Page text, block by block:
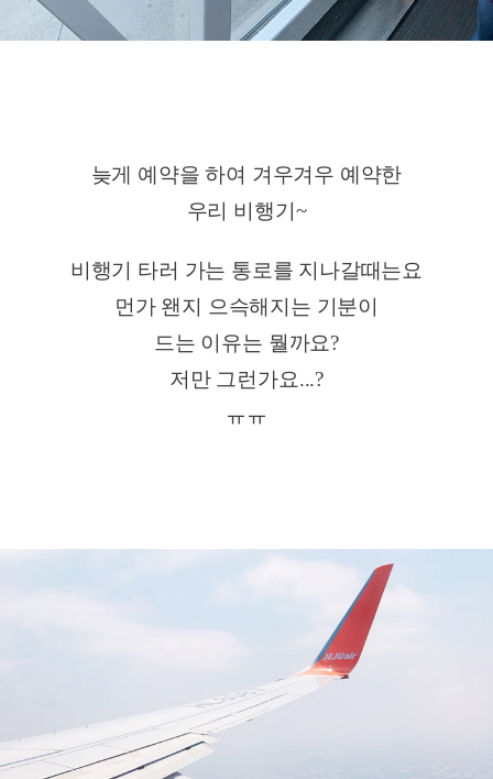
늦게 예약을 하여 겨우겨우 예약한
우리 비행기~
비행기 타러 가는 통로를 지나갈때는요
먼가 왠지 으슥해지는 기분이
드는 이유는 뭘까요?
저만 그런가요...?
ㅠㅠ